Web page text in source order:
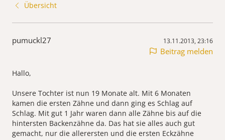
Übersicht
pumuckl27 13.11.2013, 23:16
Beitrag melden
Hallo,
Unsere Tochter ist nun 19 Monate alt. Mit 6 Monaten
kamen die ersten Zähne und dann ging es Schlag auf
Schlag. Mit gut 1 Jahr waren dann alle Zähne bis auf die
hintersten Backenzähne da. Das hat sie alles auch gut
gemacht, nur die allerersten und die ersten Eckzähne